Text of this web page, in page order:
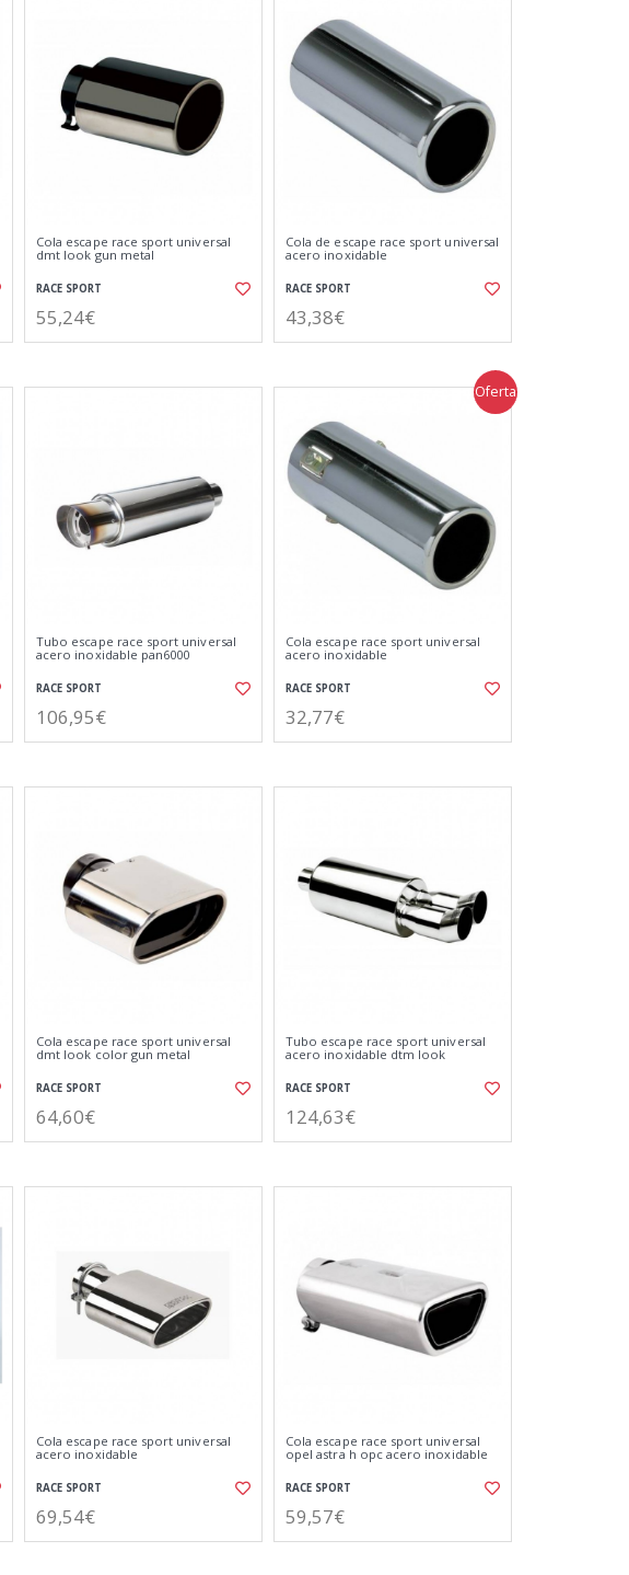
Cola escape race sport universal
dmt look gun metal
RACE SPORT
55,24€
Cola de escape race sport universal
acero inoxidable
RACE SPORT
43,38€
Tubo escape race sport universal
acero inoxidable pan6000
RACE SPORT
106,95€
Oferta
Cola escape race sport universal
acero inoxidable
RACE SPORT
32,77€
Cola escape race sport universal
dmt look color gun metal
RACE SPORT
64,60€
Tubo escape race sport universal
acero inoxidable dtm look
RACE SPORT
124,63€
Cola escape race sport universal
acero inoxidable
RACE SPORT
69,54€
Cola escape race sport universal
opel astra h opc acero inoxidable
RACE SPORT
59,57€